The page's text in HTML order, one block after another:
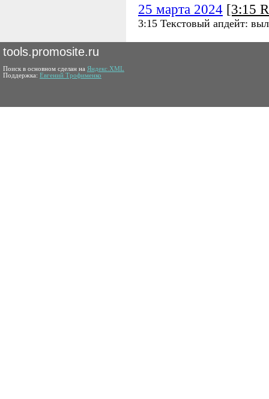
25 марта 2024 [3:15
3:15 Текстовый апдейт:
tools.promosite.ru
Поиск в основном сделан на Яндекс.XML
Поддержка: Евгений Трофименко